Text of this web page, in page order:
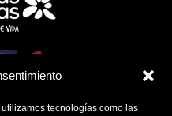
tecnologías como las